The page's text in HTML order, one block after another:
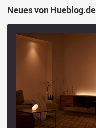
Neues von Hueblog.de